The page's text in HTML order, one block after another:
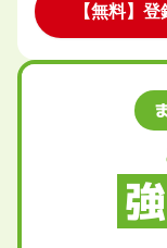
【無料】
強